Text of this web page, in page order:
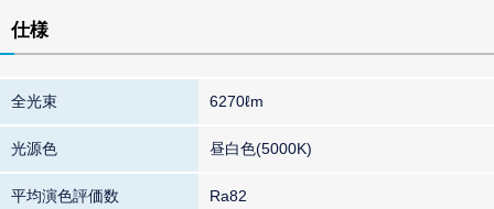
仕様
全光束 6270ℓm
光源色 昼白色(5000K)
平均演色評価数 Ra82